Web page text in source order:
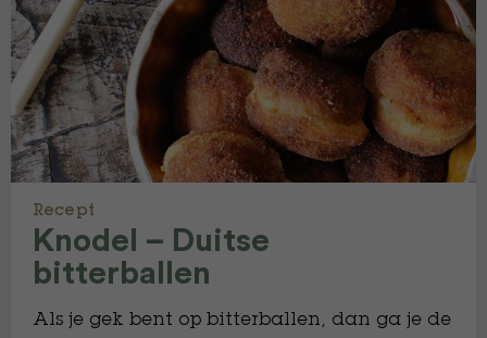
Recept
Knodel – Duitse
bitterballen
Als je gek bent op bitterballen, dan ga je de